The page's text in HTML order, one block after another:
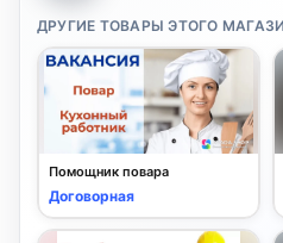
ДРУГИЕ ТОВАРЫ ЭТОГО
Помощник повара
Договорная